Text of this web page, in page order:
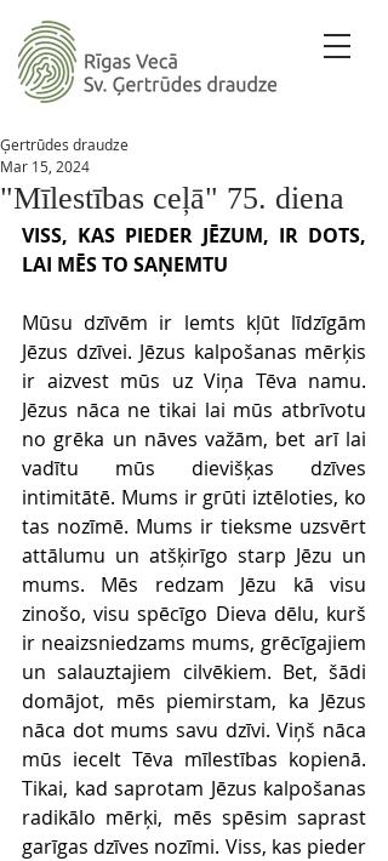
"Mīlestības ceļā" 75. diena
Ģertrūdes draudze
Mar 15, 2024
VISS, KAS PIEDER JĒZUM, IR DOTS,
LAI MĒS TO SAŅEMTU
Mūsu dzīvēm ir lemts kļūt līdzīgām
Jēzus dzīvei. Jēzus kalpošanas mērķis
ir aizvest mūs uz Viņa Tēva namu.
Jēzus nāca ne tikai lai mūs atbrīvotu
no grēka un nāves važām, bet arī lai
vadītu mūs dievišķas dzīves
intimitātē. Mums ir grūti iztēloties, ko
tas nozīmē. Mums ir tieksme uzsvērt
attālumu un atšķirīgo starp Jēzu un
mums. Mēs redzam Jēzu kā visu
zinošo, visu spēcīgo Dieva dēlu, kurš
ir neaizsniedzams mums, grēcīgajiem
un salauztajiem cilvēkiem. Bet, šādi
domājot, mēs piemirstam, ka Jēzus
nāca dot mums savu dzīvi. Viņš nāca
mūs iecelt Tēva mīlestības kopienā.
Tikai, kad saprotam Jēzus kalpošanas
radikālo mērķi, mēs spēsim saprast
garīgas dzīves nozīmi. Viss, kas pieder